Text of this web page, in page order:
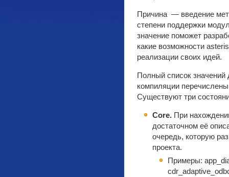
Причина — введение
степени поддержки
значение поможет
какие возможности
реализации своих идей.
Полный список
компиляции
Существуют три
Core. При
достаточном её
очередь, которую
проекта.
Примеры: